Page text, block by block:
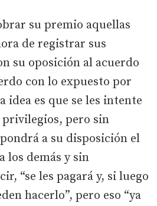
su premio aquellas
de registrar sus
su oposición al acuerdo
con lo expuesto por
idea es que se les intente
pero sin
a su disposición el
los demás y sin
“se les pagará y, si luego
hacerlo”, pero eso “ya